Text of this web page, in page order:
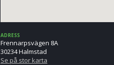
ADRESS
Frennarpsvägen 8A
30234 Halmstad
Se på stor karta